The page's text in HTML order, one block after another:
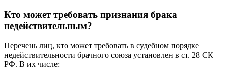
Кто может требовать признания брака
недействительным?
Перечень лиц, кто может требовать в судебном порядке
недействительности брачного союза установлен в ст. 28 СК
РФ. В их числе: